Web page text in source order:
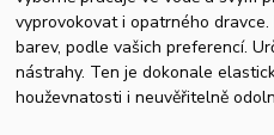
vyprovokovat i opatrného
barev, podle vašich preferencí.
nástrahy. Ten je dokonale
houževnatosti i neuvěřitelně